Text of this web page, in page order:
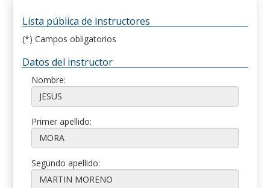
Lista pública de instructores
(*) Campos obligatorios
Datos del instructor
Nombre:
Primer apellido:
Segundo apellido: